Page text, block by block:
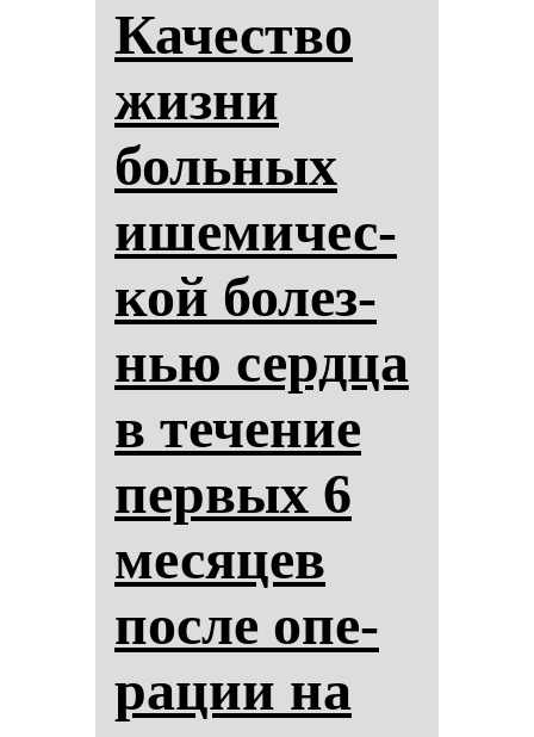
Ка­чес­тво
жиз­ни
боль­ных
ише­ми­чес­
кой бо­лез­
нью сер­дца
в те­че­ние
пер­вых 6
ме­ся­цев
пос­ле опе­
ра­ции на